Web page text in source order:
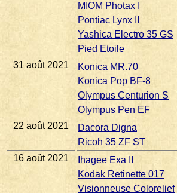
MIOM Photax I
Pontiac Lynx II
Yashica Electro 35 GS
Pied Etoile
31 août 2021
Konica MR.70
Konica Pop BF-8
Olympus Centurion S
Olympus Pen EF
22 août 2021
Dacora Digna
Ricoh 35 ZF ST
16 août 2021
Ihagee Exa II
Kodak Retinette 017
Visionneuse Colorelief